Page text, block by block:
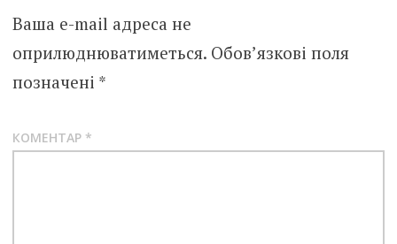
Ваша e-mail адреса не
оприлюднюватиметься. Обов’язкові поля
позначені *
КОМЕНТАР *